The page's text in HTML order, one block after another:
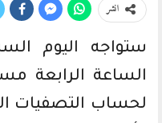
انشر
الساعة الرابعة
لحساب التصفيات